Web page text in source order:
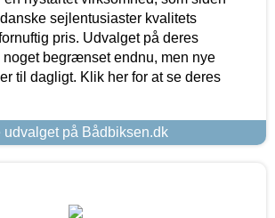
sejlentusiaster kvalitets
pris. Udvalget på deres
begrænset endnu, men nye
til dagligt. Klik her for at se deres
udvalget på Bådbiksen.dk